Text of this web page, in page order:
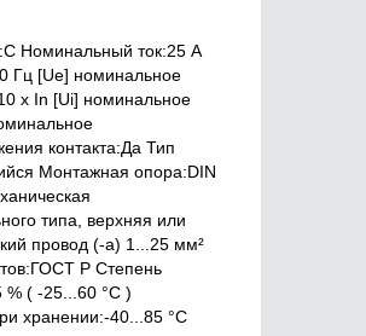
Номинальный ток:25 A
Гц [Ue] номинальное
x In [Ui] номинальное
контакта:Да Тип
Монтажная опора:DIN
типа, верхняя или
провод (-а) 1...25 мм²
Р Cтепень
% ( -25...60 °C )
хранении:-40...85 °C